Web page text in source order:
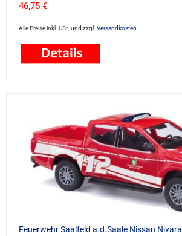
46,75 €
Alle Preise inkl. USt. und zzgl. Versandkosten
Feuerwehr Saalfeld a.d.Saale Nissan Nivara